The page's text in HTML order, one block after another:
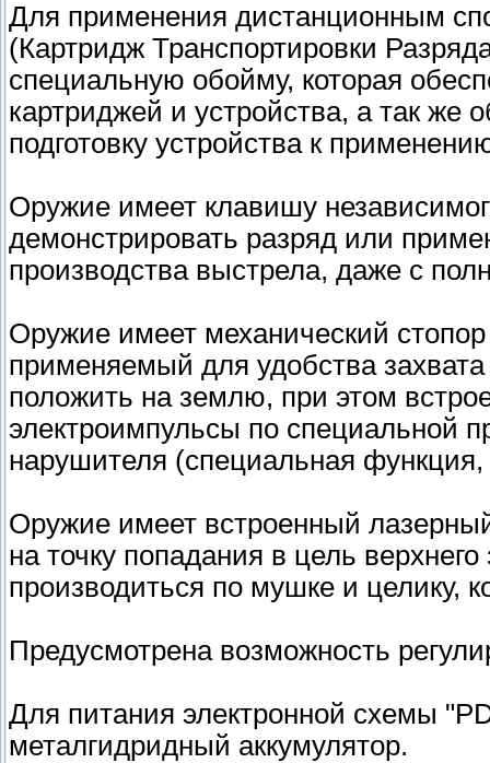
Для применения дистанционным
(Картридж Транспортировки
специальную обойму, которая
картриджей и устройства, а так же
подготовку устройства к
Оружие имеет клавишу
демонстрировать разряд или
производства выстрела, даже с
Оружие имеет механический
применяемый для удобства
положить на землю, при этом
электроимпульсы по специальной
нарушителя (специальная
Оружие имеет встроенный
на точку попадания в цель
производиться по мушке и целику,
Предусмотрена возможность
Для питания электронной схемы
металгидридный аккумулятор.